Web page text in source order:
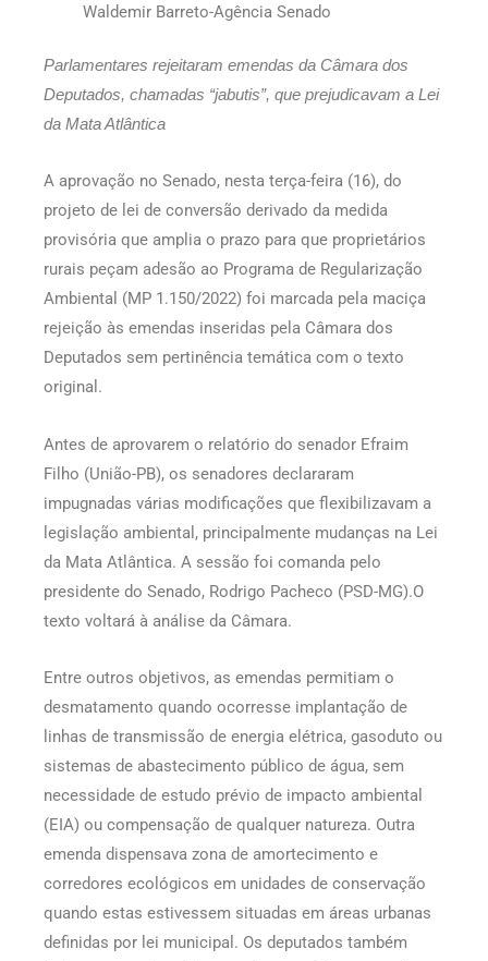
Waldemir Barreto-Agência Senado
Parlamentares rejeitaram emendas da Câmara dos
Deputados, chamadas “jabutis”, que prejudicavam a Lei
da Mata Atlântica
A aprovação no Senado, nesta terça-feira (16), do
projeto de lei de conversão derivado da medida
provisória que amplia o prazo para que proprietários
rurais peçam adesão ao Programa de Regularização
Ambiental (MP 1.150/2022) foi marcada pela maciça
rejeição às emendas inseridas pela Câmara dos
Deputados sem pertinência temática com o texto
original.
Antes de aprovarem o relatório do senador Efraim
Filho (União-PB), os senadores declararam
impugnadas várias modificações que flexibilizavam a
legislação ambiental, principalmente mudanças na Lei
da Mata Atlântica. A sessão foi comanda pelo
presidente do Senado, Rodrigo Pacheco (PSD-MG).O
texto voltará à análise da Câmara.
Entre outros objetivos, as emendas permitiam o
desmatamento quando ocorresse implantação de
linhas de transmissão de energia elétrica, gasoduto ou
sistemas de abastecimento público de água, sem
necessidade de estudo prévio de impacto ambiental
(EIA) ou compensação de qualquer natureza. Outra
emenda dispensava zona de amortecimento e
corredores ecológicos em unidades de conservação
quando estas estivessem situadas em áreas urbanas
definidas por lei municipal. Os deputados também